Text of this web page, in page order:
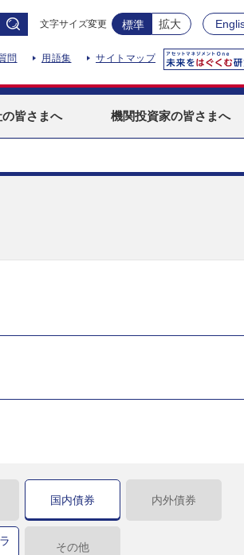
文字サイズ変更 標準 拡大
問 用語集 サイトマップ
の皆さまへ 機関投資家の皆さまへ
国内債券 内外債券
その他